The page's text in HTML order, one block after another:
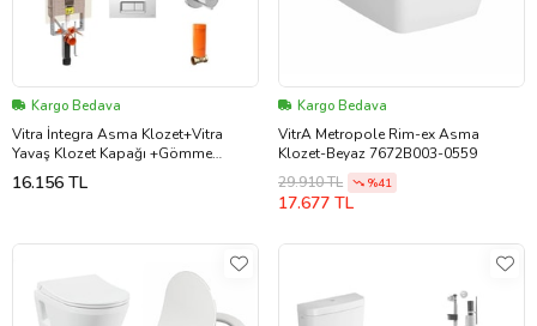
Kargo Bedava
Vitra İntegra Asma Klozet+Vitra
Yavaş Klozet Kapağı +Gömme
Rezervuar Set
16.156 TL
Kargo Bedava
VitrA Metropole Rim-ex Asma
Klozet-Beyaz 7672B003-0559
29.910 TL
%41
17.677 TL